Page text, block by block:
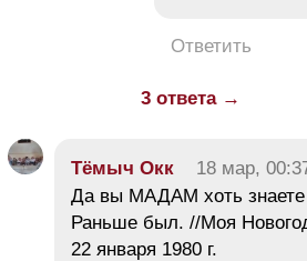
Ответить
3 ответа →
Тёмыч Окк 18 мар,
Да вы МАДАМ хоть знаете
Раньше был. //Моя
22 января 1980 г.